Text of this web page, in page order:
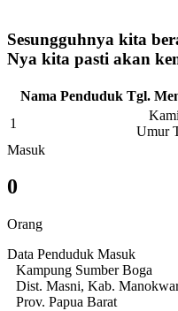
Sesungguhnya kita
Nya kita pasti akan
Nama Penduduk Tgl.
1
Umur
Masuk
0
Orang
Data Penduduk Masuk
Kampung Sumber Boga
Dist. Masni, Kab.
Prov. Papua Barat